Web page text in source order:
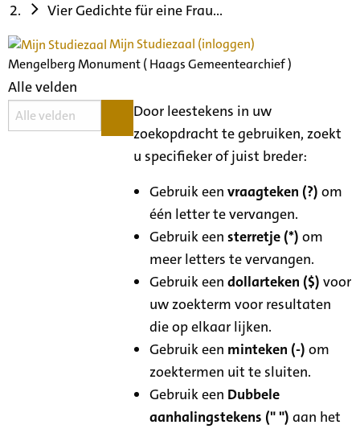
Vier Gedichte für eine Frau...
Mijn Studiezaal (inloggen)
Mengelberg Monument ( Haags Gemeentearchief )
Alle velden
Door leestekens in uw
zoekopdracht te gebruiken, zoekt
u specifieker of juist breder:
Gebruik eenvraagteken (?) om
één letter te vervangen.
Gebruik eensterretje (*) om
meer letters te vervangen.
Gebruik eendollarteken ($) voor
uw zoekterm voor resultaten
die op elkaar lijken.
Gebruik een minteken (-) om
zoektermen uit te sluiten.
Gebruik een Dubbele
aanhalingstekens (" ") aan het